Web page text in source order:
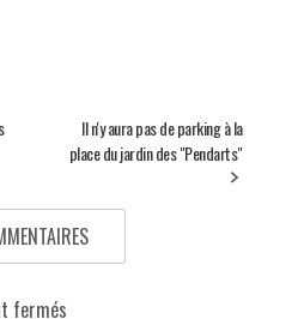
Il n'y aura pas de parking à la
place du jardin des "Pendarts"
fermés